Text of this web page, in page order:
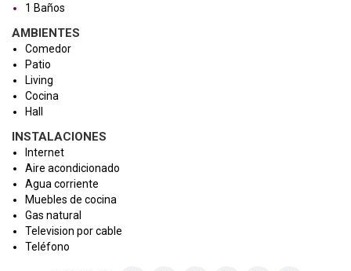
1 Baños
AMBIENTES
Comedor
Patio
Living
Cocina
Hall
INSTALACIONES
Internet
Aire acondicionado
Agua corriente
Muebles de cocina
Gas natural
Television por cable
Teléfono